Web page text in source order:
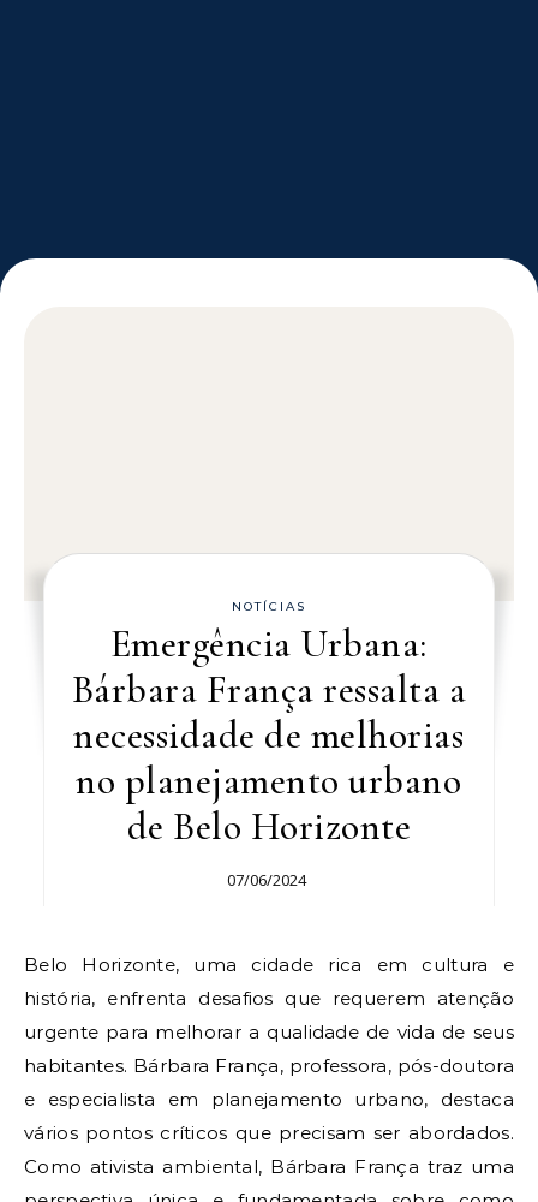
NOTÍCIAS
Emergência Urbana:
Bárbara França ressalta a
necessidade de melhorias
no planejamento urbano
de Belo Horizonte
07/06/2024
Belo Horizonte, uma cidade rica em cultura e
história, enfrenta desafios que requerem atenção
urgente para melhorar a qualidade de vida de seus
habitantes. Bárbara França, professora, pós-doutora
e especialista em planejamento urbano, destaca
vários pontos críticos que precisam ser abordados.
Como ativista ambiental, Bárbara França traz uma